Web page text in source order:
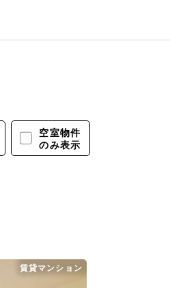
保存条件で
探す
空室物件
のみ表示
賃貸マンション